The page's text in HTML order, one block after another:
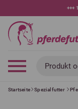
+++
Produkt
Startseite Spezialfutter